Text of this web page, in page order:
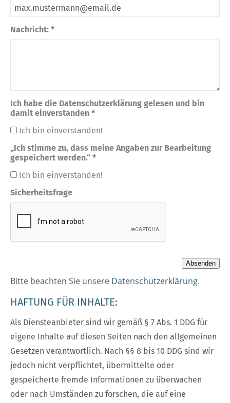
Nachricht: *
Ich habe die Datenschutzerklärung gelesen und bin
damit einverstanden *
Ich bin einverstanden!
„Ich stimme zu, dass meine Angaben zur Bearbeitung
gespeichert werden.“ *
Ich bin einverstanden!
Sicherheitsfrage
Bitte beachten Sie unsere Datenschutzerklärung.
HAFTUNG FÜR INHALTE:
Als Diensteanbieter sind wir gemäß § 7 Abs. 1 DDG für
eigene Inhalte auf diesen Seiten nach den allgemeinen
Gesetzen verantwortlich. Nach §§ 8 bis 10 DDG sind wir
jedoch nicht verpflichtet, übermittelte oder
gespeicherte fremde Informationen zu überwachen
oder nach Umständen zu forschen, die auf eine